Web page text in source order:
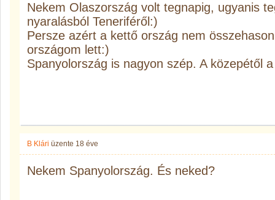
Nekem Olaszország volt tegnapig, ugyanis
nyaralásból Teneriféről:)
Persze azért a kettő ország nem
országom lett:)
Spanyolország is nagyon szép. A közepétől
B Klári üzente 18 éve
Nekem Spanyolország. És neked?